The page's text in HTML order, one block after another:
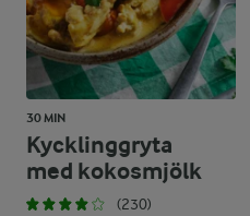
30 MIN
Kycklinggryta
med kokosmjölk
(230)